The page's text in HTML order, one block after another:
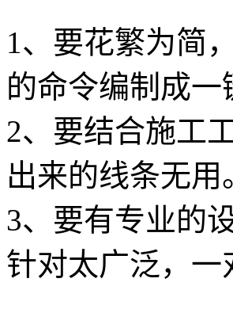
1、要花繁为简
的命令编制成
2、要结合施工
出来的线条无用
3、要有专业的
针对太广泛，